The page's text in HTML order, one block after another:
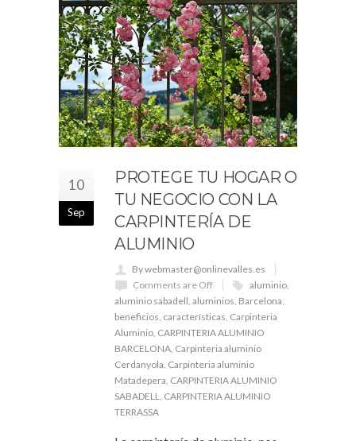
10
Sep
PROTEGE TU HOGAR O
TU NEGOCIO CON LA
CARPINTERÍA DE
ALUMINIO
By webmaster@onlinevalles.es
Comments are Off
aluminio,
aluminio sabadell, aluminios, Barcelona,
beneficios, características, Carpinteria
Aluminio, CARPINTERIA ALUMINIO
BARCELONA, Carpinteria aluminio
Cerdanyola, Carpinteria aluminio
Matadepera, CARPINTERIA ALUMINIO
SABADELL, CARPINTERIA ALUMINIO
TERRASSA